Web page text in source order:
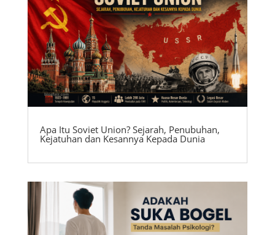
Apa Itu Soviet Union? Sejarah, Penubuhan,
Kejatuhan dan Kesannya Kepada Dunia